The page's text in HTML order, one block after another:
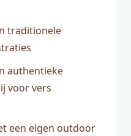
traditionele
authentieke
voor vers
een eigen outdoor